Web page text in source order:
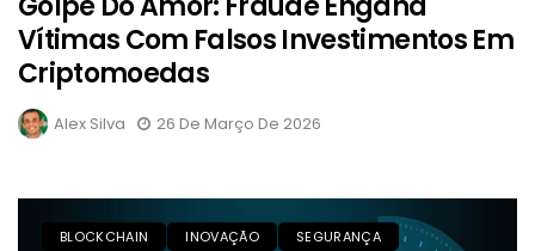
Vítimas Com Falsos Investimentos Em
Criptomoedas
Alex Silva 26 De Março De 2026
BLOCKCHAIN INOVAÇÃO SEGURANÇA